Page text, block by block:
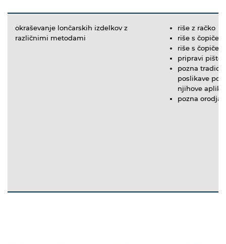
okraševanje lončarskih izdelkov z
različnimi metodami
riše z račko
riše s čopičem
riše s
pripravi
pozna
poslikave po
njihove
pozna orodja